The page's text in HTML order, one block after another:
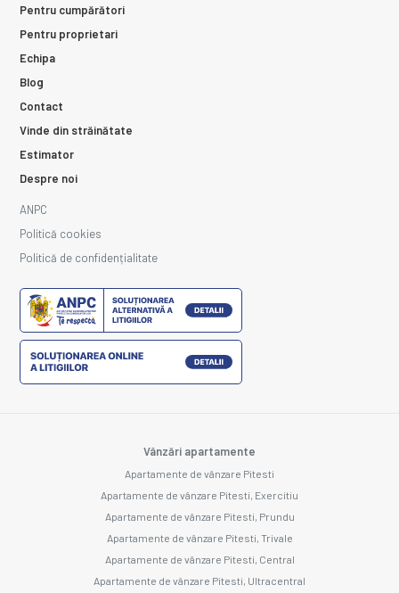
Pentru cumpărători
Pentru proprietari
Echipa
Blog
Contact
Vinde din străinătate
Estimator
Despre noi
ANPC
Politică cookies
Politică de confidențialitate
Vânzări apartamente
Apartamente de vânzare Pitesti
Apartamente de vânzare Pitesti, Exercitiu
Apartamente de vânzare Pitesti, Prundu
Apartamente de vânzare Pitesti, Trivale
Apartamente de vânzare Pitesti, Central
Apartamente de vânzare Pitesti, Ultracentral